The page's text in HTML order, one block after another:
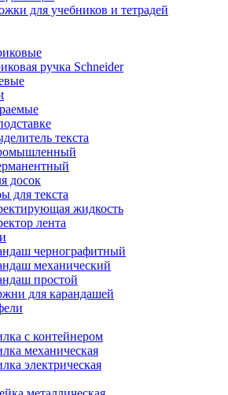
для учебников и тетрадей
ручка Schneider
текста
досок
для текста
жидкость
лента
чернографитный
механический
простой
для карандашей
с контейнером
механическая
электрическая